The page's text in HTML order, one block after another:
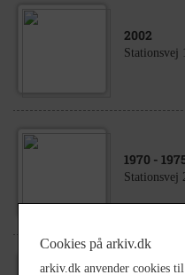
2002
Stationsvej
1970 -
Stationsvej
Cookies på arkiv.dk
arkiv.dk anvender cookies